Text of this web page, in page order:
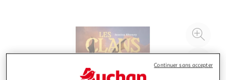
d'aide
à
Continuer sans accepter